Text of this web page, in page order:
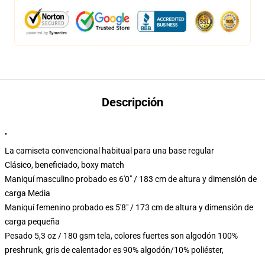
Descripción
"
La camiseta convencional habitual para una base regular
Clásico, beneficiado, boxy match
Maniquí masculino probado es 6'0" / 183 cm de altura y dimensión de
carga Media
Maniquí femenino probado es 5'8" / 173 cm de altura y dimensión de
carga pequeña
Pesado 5,3 oz / 180 gsm tela, colores fuertes son algodón 100%
preshrunk, gris de calentador es 90% algodón/10% poliéster,